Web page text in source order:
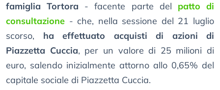
famiglia Tortora - facente parte del patto di
consultazione - che, nella sessione del 21 luglio
scorso, ha effettuato acquisti di azioni di
Piazzetta Cuccia, per un valore di 25 milioni di
euro, salendo inizialmente attorno allo 0,65% del
capitale sociale di Piazzetta Cuccia.